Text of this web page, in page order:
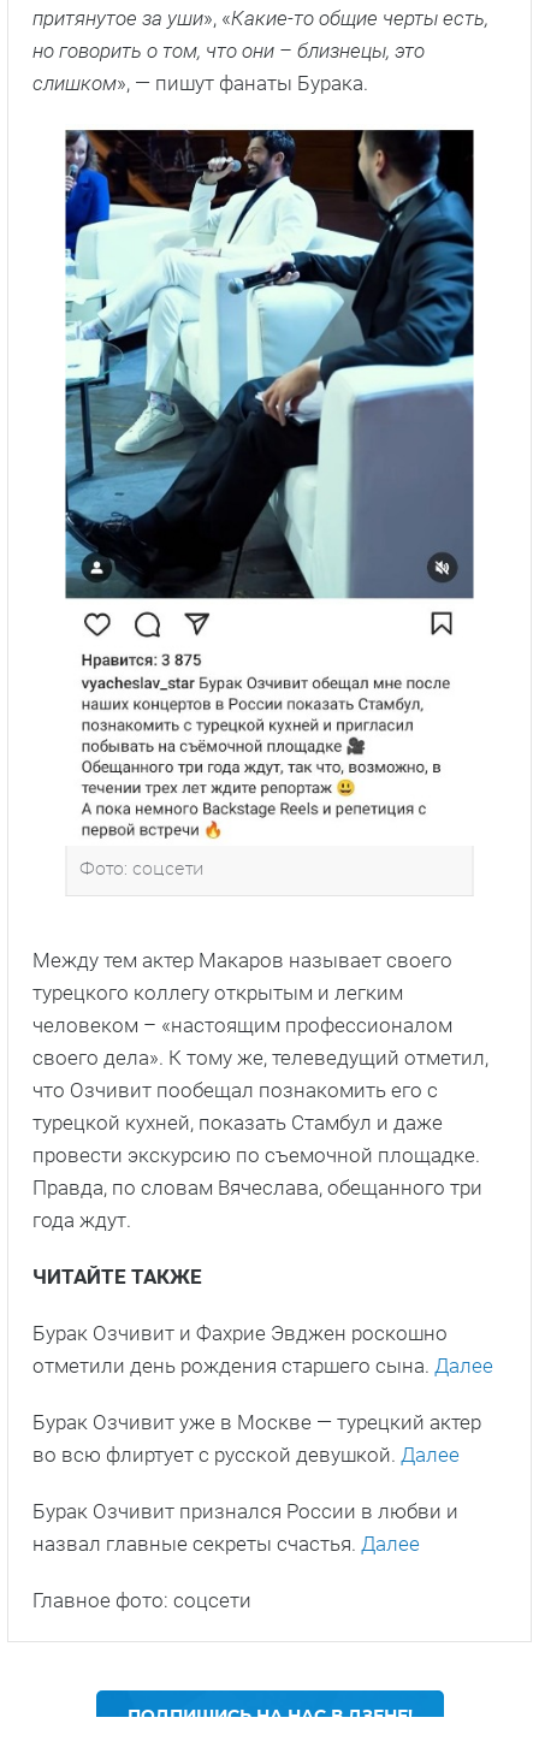
притянутое за уши», «Какие-то общие черты есть,
но говорить о том, что они – близнецы, это
слишком», — пишут фанаты Бурака.
Фото: соцсети
Между тем актер Макаров называет своего
турецкого коллегу открытым и легким
человеком – «настоящим профессионалом
своего дела». К тому же, телеведущий отметил,
что Озчивит пообещал познакомить его с
турецкой кухней, показать Стамбул и даже
провести экскурсию по съемочной площадке.
Правда, по словам Вячеслава, обещанного три
года ждут.
ЧИТАЙТЕ ТАКЖЕ
Бурак Озчивит и Фахрие Эвджен роскошно
отметили день рождения старшего сына. Далее
Бурак Озчивит уже в Москве — турецкий актер
во всю флиртует с русской девушкой. Далее
Бурак Озчивит признался России в любви и
назвал главные секреты счастья. Далее
Главное фото: соцсети
ПОДПИШИСЬ НА НАС В ДЗЕНЕ!